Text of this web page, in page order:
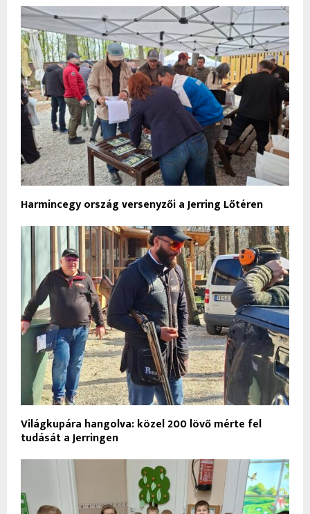
Harmincegy ország versenyzői a Jerring Lőtéren
Világkupára hangolva: közel 200 lövő mérte fel
tudását a Jerringen